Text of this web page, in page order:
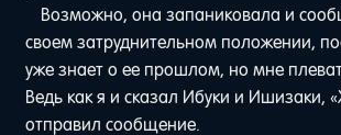
Возможно, она запаниковала и
своем затруднительном положении,
уже знает о ее прошлом, но мне
Ведь как я и сказал Ибуки и Ишизаки,
отправил сообщение.